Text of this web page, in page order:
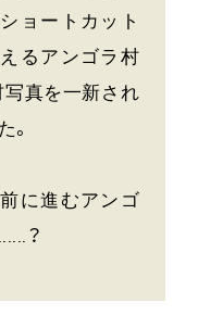
ョートカット
るアンゴラ村
写真を一新され
。
に進むアンゴ
？